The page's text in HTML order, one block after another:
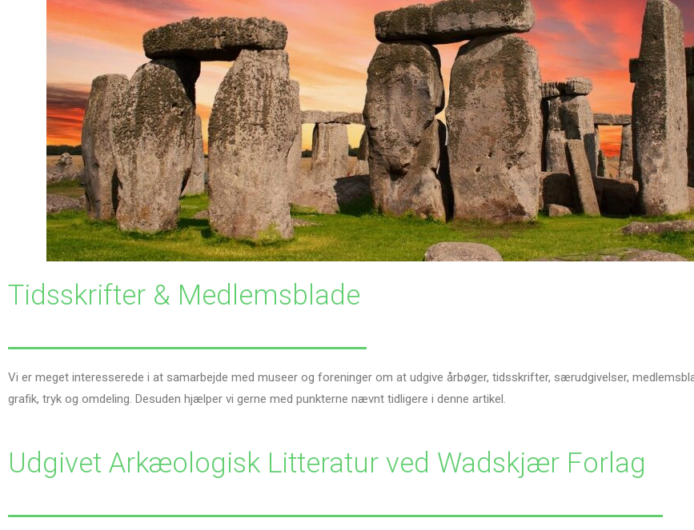
Tidsskrifter & Medlemsblade
Vi er meget interesserede i at samarbejde med museer og foreninger om at udgive årbøger, tidsskrifter, særudgivelser,
grafik, tryk og omdeling. Desuden hjælper vi gerne med punkterne nævnt tidligere i denne artikel.
Udgivet Arkæologisk Litteratur ved Wadskjær Forlag